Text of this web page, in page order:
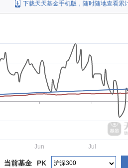
下载天天基金手机版，随时随地查看累
Jun Jul
PK
当前基金